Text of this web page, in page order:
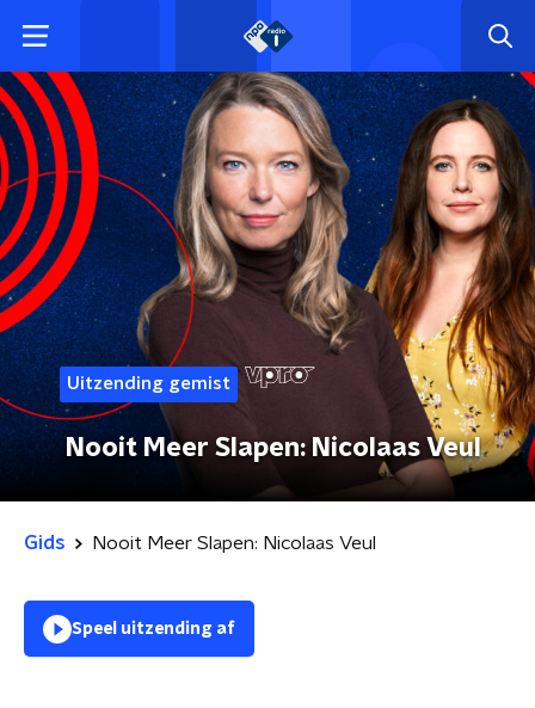
Uitzending gemist
Nooit Meer Slapen: Nicolaas Veul
Gids Nooit Meer Slapen: Nicolaas Veul
Speel uitzending af